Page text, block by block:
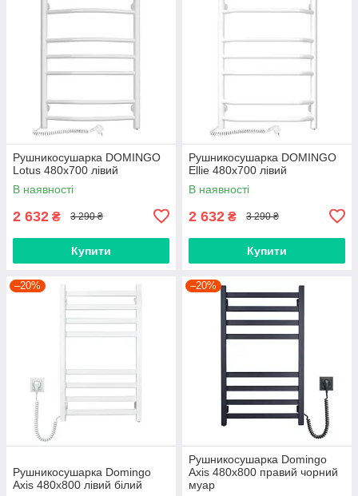
Рушникосушарка DOMINGO
Lotus 480х700 лівий
В наявності
2 632 ₴ 3 290 ₴
Купити
Рушникосушарка DOMINGO
Ellie 480x700 лівий
В наявності
2 632 ₴ 3 290 ₴
Купити
–20%
Рушникосушарка Domingo
Axis 480x800 лівий білий
–20%
Рушникосушарка Domingo
Axis 480x800 правий чорний
муар